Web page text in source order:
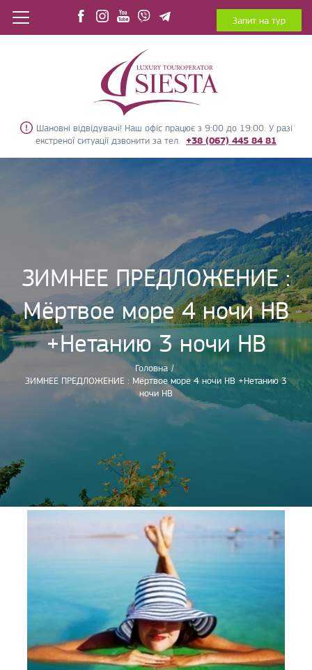
Шановні відвідувачі! Наш офіс працює з 9:00 до 19:00. У разі
екстреної ситуації дзвонити за тел. +38 (067) 445 84 81
Запит на тур
ЗИМНЕЕ ПРЕДЛОЖЕНИЕ :
Мёртвое море 4 ночи HB
+Нетанию 3 ночи HB
Головна /
ЗИМНЕЕ ПРЕДЛОЖЕНИЕ : Мёртвое море 4 ночи HB +Нетанию 3
ночи HB